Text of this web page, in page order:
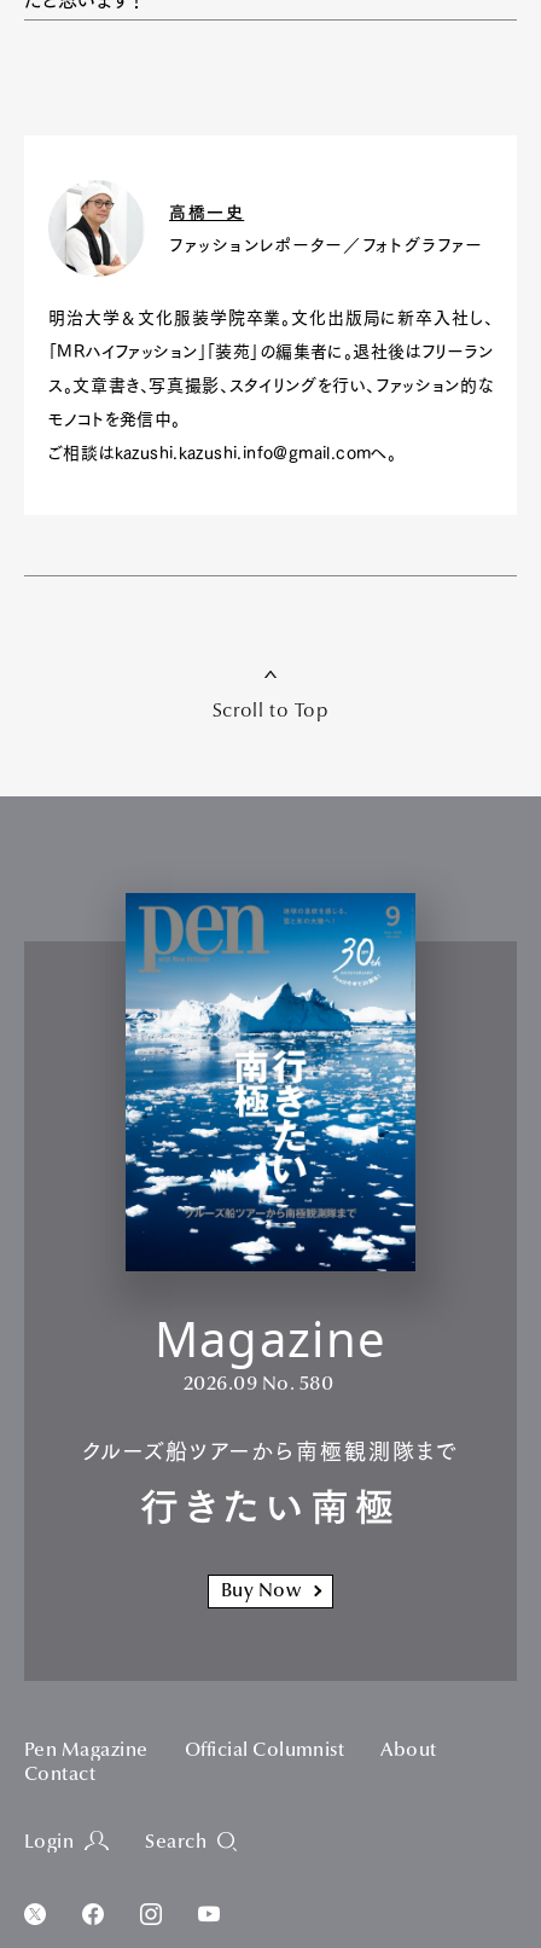
高橋一史
ファッションレポーター／フォトグラファー
明治大学＆文化服装学院卒業。文化出版局に新卒入社し、
「MRハイファッション」「装苑」の編集者に。退社後はフリーラン
ス。文章書き、写真撮影、スタイリングを行い、ファッション的な
モノコトを発信中。
ご相談は kazushi.kazushi.info@gmail.comへ。
Scroll to Top
Magazine
2026.09 No. 580
クルーズ船ツアーから南極観測隊まで
行きたい南極
Buy Now
Pen Magazine Official Columnist
About
Contact
Login Search